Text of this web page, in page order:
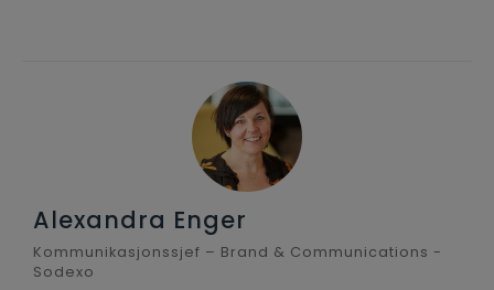
Alexandra Enger
Kommunikasjonssjef – Brand & Communications -
Sodexo